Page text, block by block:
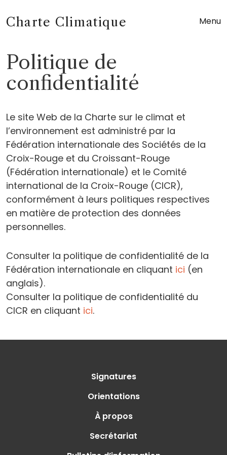
Charte Climatique Menu
Politique de
confidentialité
Le site Web de la Charte sur le climat et
l’environnement est administré par la
Fédération internationale des Sociétés de la
Croix-Rouge et du Croissant-Rouge
(Fédération internationale) et le Comité
international de la Croix-Rouge (CICR),
conformément à leurs politiques respectives
en matière de protection des données
personnelles.
Consulter la politique de confidentialité de la
Fédération internationale en cliquant ici (en
anglais).
Consulter la politique de confidentialité du
CICR en cliquant ici.
Signatures
Orientations
À propos
Secrétariat